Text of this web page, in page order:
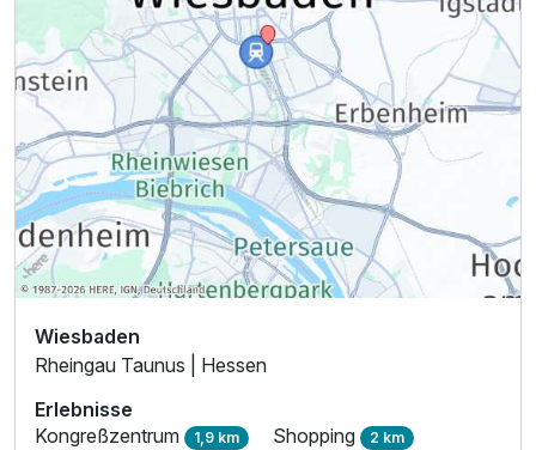
Wiesbaden
Rheingau Taunus | Hessen
Erlebnisse
Kongreßzentrum 1,9 km Shopping 2 km